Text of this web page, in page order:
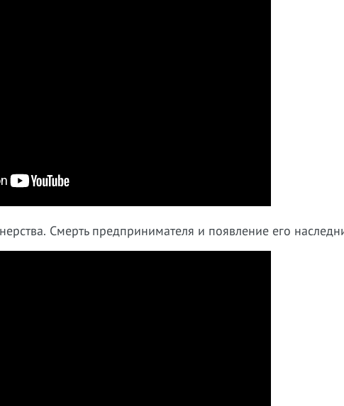
Смерть предпринимателя и появление его